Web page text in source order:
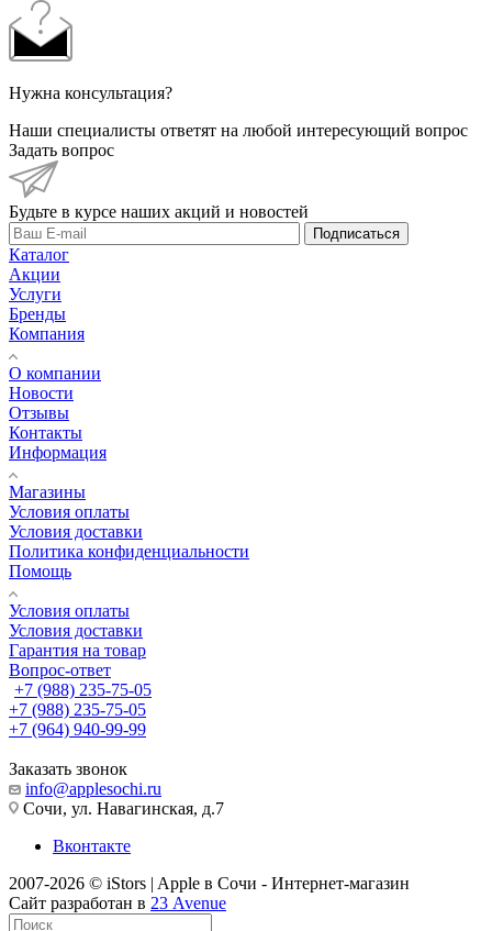
Нужна консультация?
Наши специалисты ответят на любой интересующий вопрос
Задать вопрос
Будьте в курсе наших акций и новостей
Подписаться
Каталог
Акции
Услуги
Бренды
Компания
О компании
Новости
Отзывы
Контакты
Информация
Магазины
Условия оплаты
Условия доставки
Политика конфиденциальности
Помощь
Условия оплаты
Условия доставки
Гарантия на товар
Вопрос-ответ
+7 (988) 235-75-05
+7 (988) 235-75-05
+7 (964) 940-99-99
Заказать звонок
info@applesochi.ru
Сочи, ул. Навагинская, д.7
Вконтакте
2007-2026 © iStors | Apple в Сочи - Интернет-магазин
Сайт разработан в 23 Avenue